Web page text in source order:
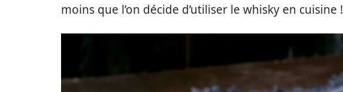
moins que l’on décide d’utiliser le whisky en cuisine !